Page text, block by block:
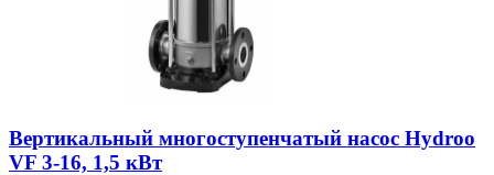
Вертикальный многоступенчатый насос Hydroo
VF 3-16, 1,5 кВт